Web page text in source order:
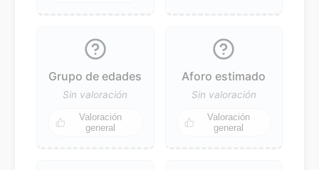
Grupo de edades
Sin valoración
Valoración
general
Aforo estimado
Sin valoración
Valoración
general